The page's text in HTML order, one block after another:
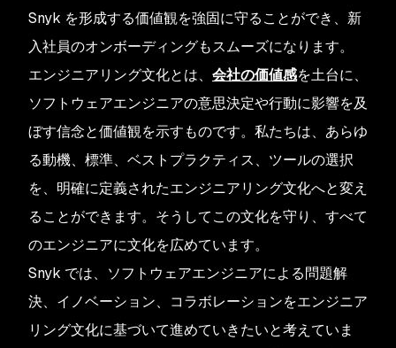
Snyk を形成する価値観を強固に守ることができ、新
入社員のオンボーディングもスムーズになります。
エンジニアリング文化とは、 会社の価値感を土台に、
ソフトウェアエンジニアの意思決定や行動に影響を及
ぼす信念と価値観を示すものです。私たちは、あらゆ
る動機、標準、ベストプラクティス、ツールの選択
を、明確に定義されたエンジニアリング文化へと変え
ることができます。そうしてこの文化を守り、すべて
のエンジニアに文化を広めています。
Snyk では、ソフトウェアエンジニアによる問題解
決、イノベーション、コラボレーションをエンジニア
リング文化に基づいて進めていきたいと考えていま